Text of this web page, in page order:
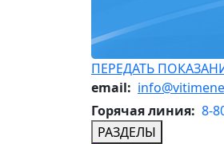
ПЕРЕДАТЬ
email:
Горячая линия: 8-
РАЗДЕЛЫ